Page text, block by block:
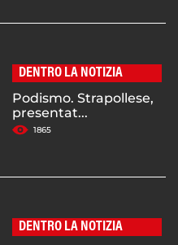
DENTRO LA NOTIZIA
Podismo. Strapollese,
presentat...
1865
DENTRO LA NOTIZIA